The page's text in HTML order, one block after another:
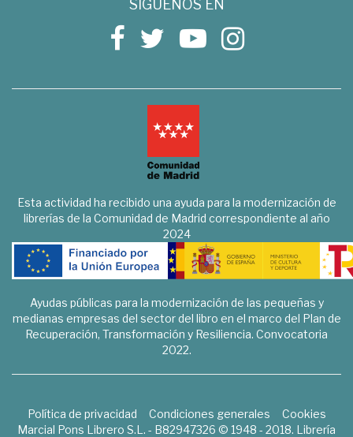
SÍGUENOS EN
Esta actividad ha recibido una ayuda para la modernización de
librerías de la Comunidad de Madrid correspondiente al año
2024
Ayudas públicas para la modernización de las pequeñas y
medianas empresas del sector del libro en el marco del Plan de
Recuperación, Transformación y Resiliencia. Convocatoria
2022.
Política de privacidad Condiciones generales
Cookies
Marcial Pons Librero S.L. - B82947326 © 1948 - 2018. Librería